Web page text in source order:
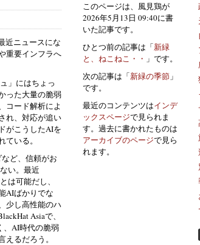
近ニュースにな
重要インフラへ
」にはちょっ
った大量の脆弱
コード解析によ
れ、対応が追い
がこうしたAIを
いる。
ど、信頼がお
い。最近
は可能だし、
AIばかりでな
少し高性能のハ
Asiaで、
、AI時代の脆弱
るだろう。
このページは、風見鶏が
2026年5月13日 09:40に書
いた記事です。
ひとつ前の記事は「新緑
と、ねこねこ・・ 」です。
次の記事は「新緑の季節 」
です。
最近のコンテンツはインデ
ックスページで見られま
す。過去に書かれたものは
アーカイブのページで見ら
れます。